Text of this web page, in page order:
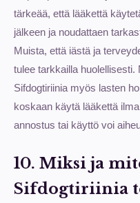
tärkeää, että lääkettä
jälkeen ja noudattaen
Muista, että iästä ja
tulee tarkkailla
Sifdogtiriinia myös lasten
koskaan käytä lääkettä
annostus tai käyttö voi
10. Miksi ja
Sifdogtiriinia